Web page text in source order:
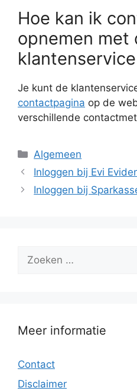
Hoe kan ik
opnemen met
Je kunt de
contactpagina op de
verschillende
Categorieën
Algemeen
Inloggen bij Evi
Inloggen bij
naar:
Meer informatie
Contact
Disclaimer